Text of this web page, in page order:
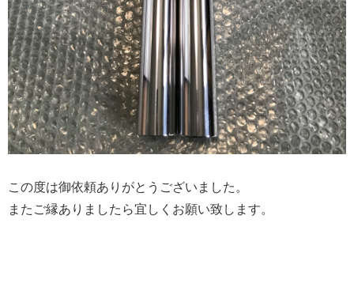
この度は御依頼ありがとうございました。
またご縁ありましたら宜しくお願い致します。